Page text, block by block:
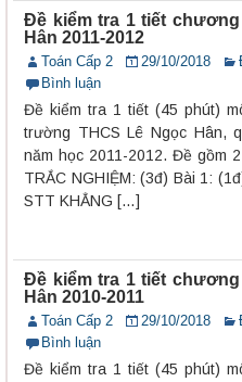
Đề kiểm tra 1 tiết
Hân 2011-2012
Toán Cấp 2 29/10/2018
Bình luận
Đề kiểm tra 1 tiết (45 phút)
trường THCS Lê Ngọc Hân,
năm học 2011-2012. Đề gồm
TRẮC NGHIỆM: (3đ) Bài 1:
STT KHẲNG […]
Đề kiểm tra 1 tiết
Hân 2010-2011
Toán Cấp 2 29/10/2018
Bình luận
Đề kiểm tra 1 tiết (45 phút)